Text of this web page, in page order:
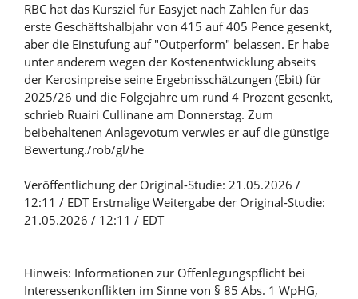
RBC hat das Kursziel für Easyjet nach Zahlen für das
erste Geschäftshalbjahr von 415 auf 405 Pence gesenkt,
aber die Einstufung auf "Outperform" belassen. Er habe
unter anderem wegen der Kostenentwicklung abseits
der Kerosinpreise seine Ergebnisschätzungen (Ebit) für
2025/26 und die Folgejahre um rund 4 Prozent gesenkt,
schrieb Ruairi Cullinane am Donnerstag. Zum
beibehaltenen Anlagevotum verwies er auf die günstige
Bewertung./rob/gl/he
Veröffentlichung der Original-Studie: 21.05.2026 /
12:11 / EDT Erstmalige Weitergabe der Original-Studie:
21.05.2026 / 12:11 / EDT
Hinweis: Informationen zur Offenlegungspflicht bei
Interessenkonflikten im Sinne von § 85 Abs. 1 WpHG,